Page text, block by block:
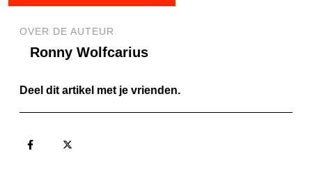
OVER DE AUTEUR
Ronny Wolfcarius
Deel dit artikel met je vrienden.